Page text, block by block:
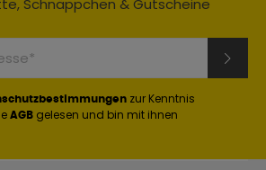
Schnäppchen & Gutscheine
zur Kenntnis
AGB gelesen und bin mit ihnen